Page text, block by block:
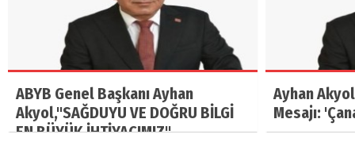
ABYB Genel Başkanı Ayhan
Akyol,"SAĞDUYU VE DOĞRU BİLGİ
EN BÜYÜK İHTİYACIMIZ"
Ayhan
Mesajı: